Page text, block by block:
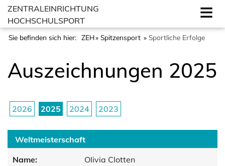
ZENTRALEINRICHTUNG
HOCHSCHULSPORT
Sie befinden sich hier: ZEH Spitzensport Sportliche Erfolge
Auszeichnungen 2025
2026 2025 2024 2023
Weltmeisterschaft
Name:
Olivia Clotten